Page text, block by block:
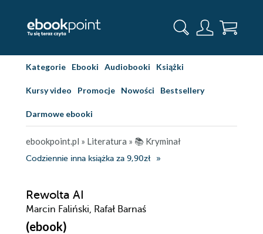
Kategorie Ebooki Audiobooki Książki
Kursy video Promocje Nowości Bestsellery
Darmowe ebooki
ebookpoint.pl » Literatura » 📚 Kryminał
Codziennie inna książka za 9,90zł
Rewolta AI
Marcin Faliński, Rafał Barnaś
(ebook)